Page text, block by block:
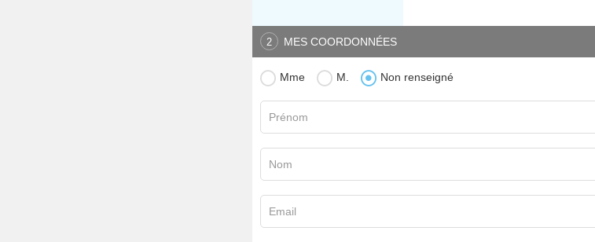
2 MES COORDONNÉES
Mme M. Non renseigné
Prénom
Nom
Email